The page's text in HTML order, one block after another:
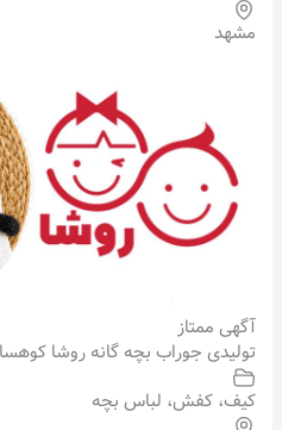
مشهد
آگهی ممتاز
تولیدی جوراب بچه گانه روشا
کیف، کفش، لباس بچه